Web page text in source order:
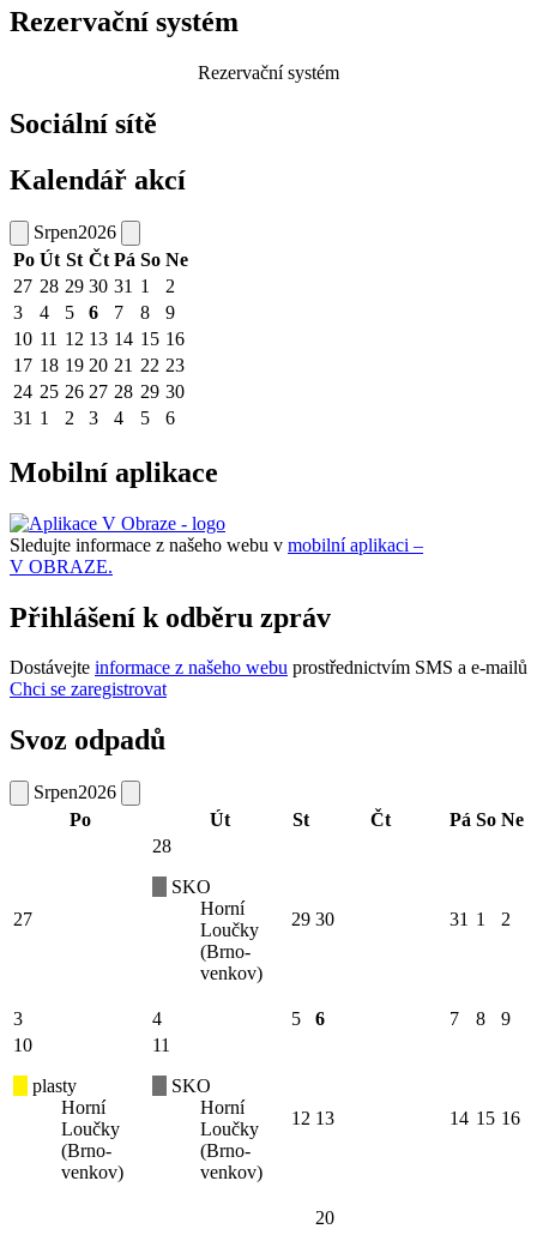
Rezervační systém
Rezervační systém
Sociální sítě
Kalendář akcí
Srpen2026
Po Út St Čt Pá So Ne
27 28 29 30 31 1
2
3
4 5 6 7 8
9
10 11 12 13 14 15 16
17 18 19 20 21 22 23
24 25 26 27 28 29 30
31 1 2 3 4 5 6
Mobilní aplikace
Sledujte informace z našeho webu v mobilní aplikaci –
V OBRAZE.
Přihlášení k odběru zpráv
Dostávejte informace z našeho webu prostřednictvím SMS a e-mailů
Chci se zaregistrovat
Svoz odpadů
Srpen2026
Po
Út St Čt Pá So Ne
27
28
SKO
Horní
Loučky
(Brno-
venkov)
29 30 31 1 2
3 4 5 6 7 8
9
10
plasty
Horní
Loučky
(Brno-
venkov)
11
SKO
Horní
Loučky
(Brno-
venkov)
12 13 14 15 16
20